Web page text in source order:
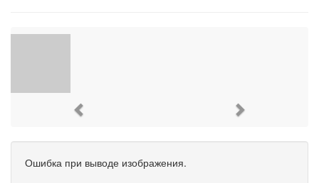
Ошибка при выводе изображения.